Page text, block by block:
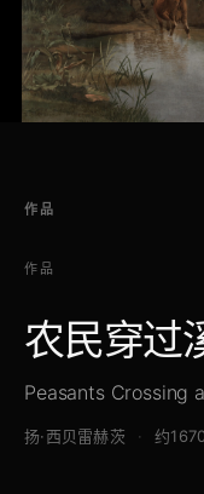
作品
作品
农民穿过
Peasants Crossing
扬·西贝雷赫茨 约